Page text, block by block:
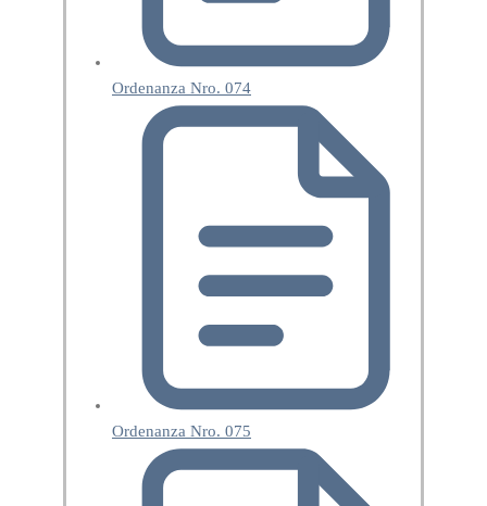
Ordenanza Nro. 074
Ordenanza Nro. 075